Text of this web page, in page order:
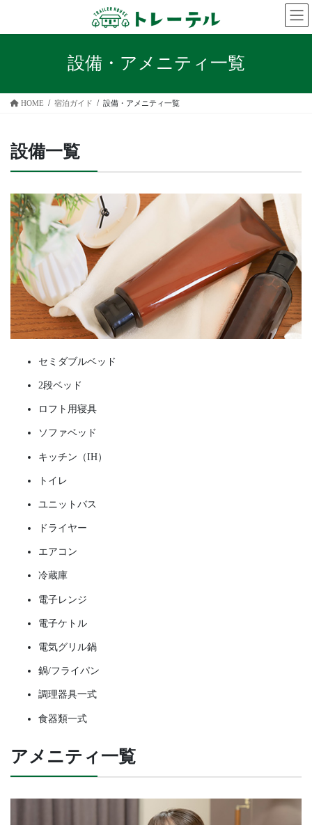
テ
ス
ゲ
ン
設備・アメニティ一覧
HOME 宿泊ガイド 設備・アメニティ一覧
設備一覧
セミダブルベッド
2段ベッド
ロフト用寝具
ソファベッド
キッチン（IH）
トイレ
ユニットバス
ドライヤー
エアコン
冷蔵庫
電子レンジ
電子ケトル
電気グリル鍋
鍋/フライパン
調理器具一式
食器類一式
アメニティ一覧